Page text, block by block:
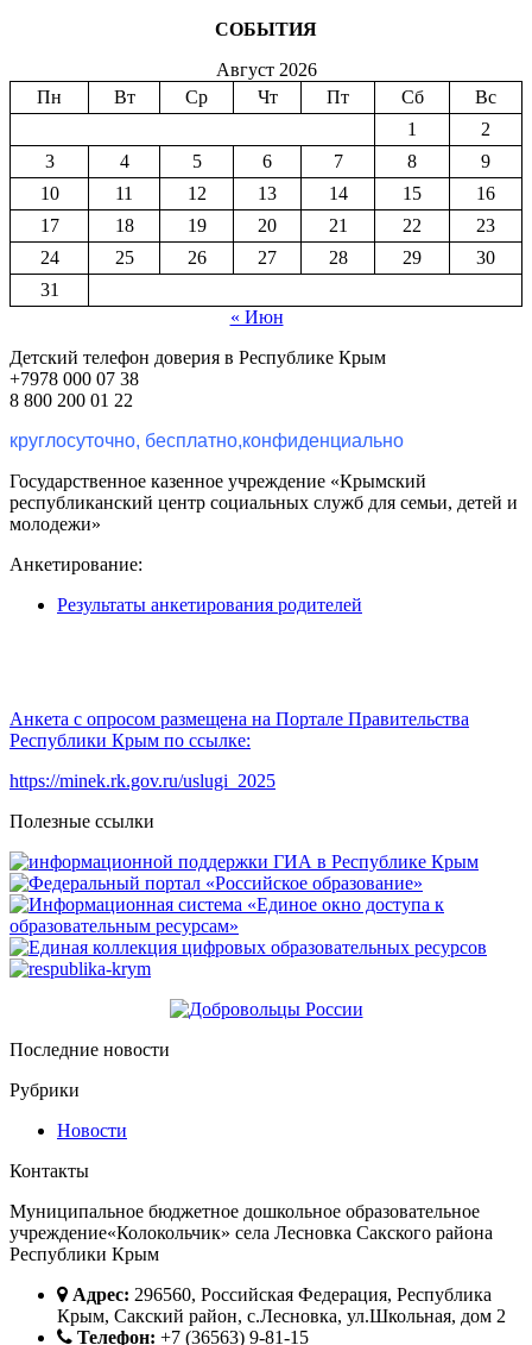
СОБЫТИЯ
Август 2026
Пн
Вт Ср Чт Пт Сб
Вс
1
2
3
4 5 6 7 8
9
10
11 12 13 14 15
16
17
18 19 20 21 22
23
24
25 26 27 28 29
30
31
« Июн
Детский телефон доверия в Республике Крым
+7978 000 07 38
8 800 200 01 22
круглосуточно, бесплатно,конфиденциально
Государственное казенное учреждение «Крымский
республиканский центр социальных служб для семьи, детей и
молодежи»
Анкетирование:
Результаты анкетирования родителей
Анкета с опросом размещена на Портале Правительства
Республики Крым по ссылке:
https://minek.rk.gov.ru/uslugi_2025
Полезные ссылки
Последние новости
Рубрики
Новости
Контакты
Муниципальное бюджетное дошкольное образовательное
учреждение«Колокольчик» села Лесновка Сакского района
Республики Крым
Адрес: 296560, Российская Федерация, Республика
Крым, Сакский район, с.Лесновка, ул.Школьная, дом 2
Телефон: +7 (36563) 9-81-15